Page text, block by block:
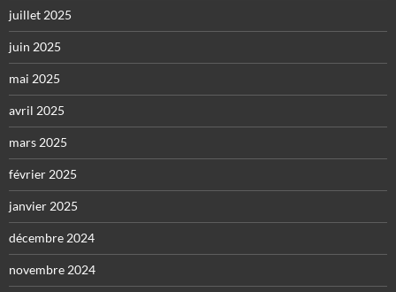
juillet 2025
juin 2025
mai 2025
avril 2025
mars 2025
février 2025
janvier 2025
décembre 2024
novembre 2024